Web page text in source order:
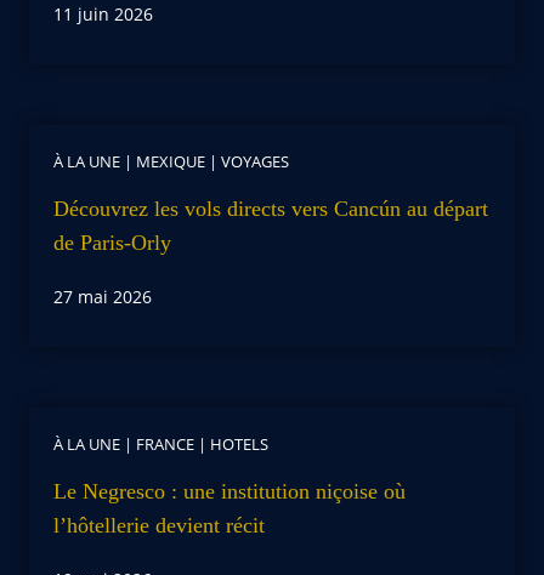
11 juin 2026
À LA UNE | MEXIQUE | VOYAGES
Découvrez les vols directs vers Cancún au départ
de Paris-Orly
27 mai 2026
À LA UNE | FRANCE | HOTELS
Le Negresco : une institution niçoise où
l’hôtellerie devient récit